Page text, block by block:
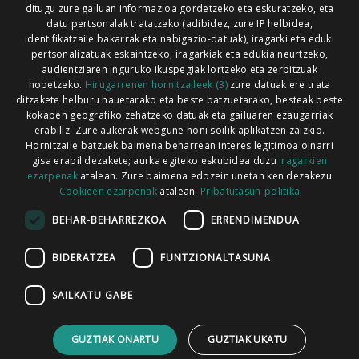
Xorroxin irratia | Lesaka | T. 948638288
Codesyntaxek garatua
HARREMANETARAKO
ditugu zure gailuan informazioa gordetzeko eta eskuratzeko, eta
datu pertsonalak tratatzeko (adibidez, zure IP helbidea,
identifikatzaile bakarrak eta nabigazio-datuak), iragarki eta eduki
pertsonalizatuak eskaintzeko, iragarkiak eta edukia neurtzeko,
audientziaren inguruko ikuspegiak lortzeko eta zerbitzuak
hobetzeko. Hirugarrenen hornitzaileek (3)zure datuak ere trata
ditzakete helburu hauetarako eta beste batzuetarako, besteak beste
kokapen geografiko zehatzeko datuak eta gailuaren ezaugarriak
erabiliz. Zure aukerak webgune honi soilik aplikatzen zaizkio.
Hornitzaile batzuek baimena beharrean interes legitimoa oinarri
gisa erabil dezakete; aurka egiteko eskubidea duzu Iragarkien
ezarpenakatalean. Zure baimena edozein unetan ken dezakezu
Cookieen ezarpenak atalean. Pribatutasun-politika
BEHAR-BEHARREZKOA ERRENDIMENDUA
BIDERATZEA FUNTZIONALTASUNA
SAILKATU GABE
GUZTIAK ONARTU GUZTIAK UKATU